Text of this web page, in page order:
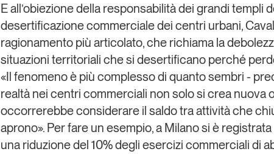
E all’obiezione della responsabilità dei grandi templi
desertificazione commerciale dei centri urbani,
ragionamento più articolato, che richiama la
situazioni territoriali che si desertificano perché
«Il fenomeno è più complesso di quanto sembri -
realtà nei centri commerciali non solo si crea nuova
occorrerebbe considerare il saldo tra attività che
aprono». Per fare un esempio, a Milano si è
una riduzione del 10% degli esercizi commerciali di